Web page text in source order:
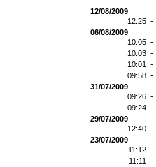
12/08/2009
12:25 -
06/08/2009
10:05 -
10:03 -
10:01 -
09:58 -
31/07/2009
09:26 -
09:24 -
29/07/2009
12:40 -
23/07/2009
11:12 -
11:11 -